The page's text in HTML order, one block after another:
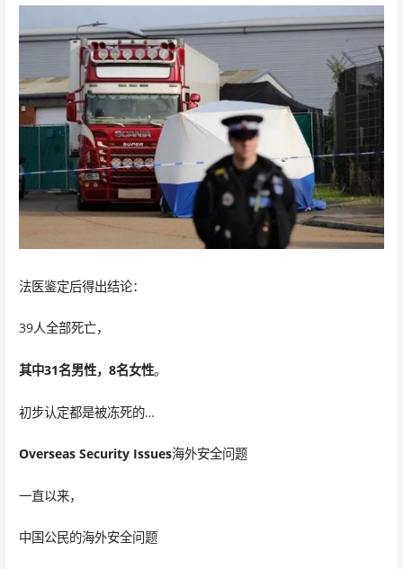
法医鉴定后得出结论：
39人全部死亡，
其中31名男性，8名女性。
初步认定都是被冻死的…
Overseas Security Issues海外安全问题
一直以来，
中国公民的海外安全问题